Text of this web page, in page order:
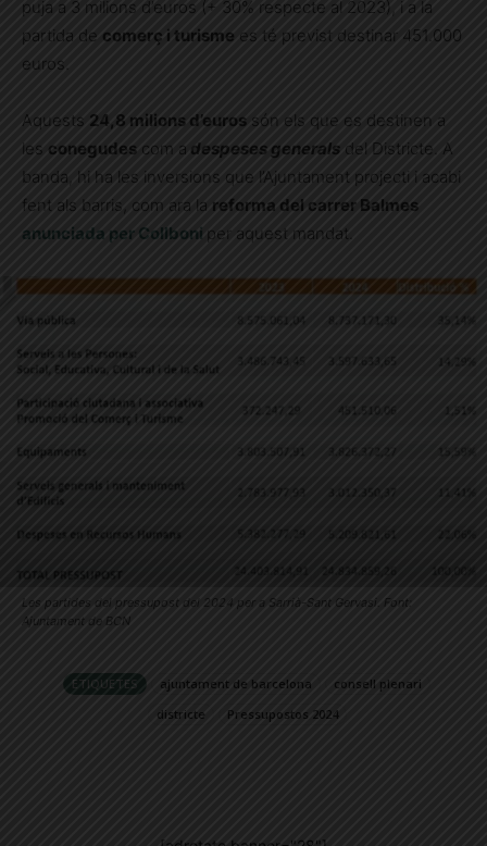
puja a 3 milions d’euros (+ 30% respecte al 2023), i a la
partida de comerç i turisme es té previst destinar 451.000
euros.
Aquests 24,8 milions d’euros són els que es destinen a
les conegudes com a despeses generals del Districte. A
banda, hi ha les inversions que l’Ajuntament projecti i acabi
fent als barris, com ara la reforma del carrer Balmes
anunciada per Collboni per aquest mandat.
Les partides del pressupost del 2024 per a Sarrià-Sant Gervasi. Font:
Ajuntament de BCN
ETIQUETES ajuntament de barcelona
consell plenari
districte
Pressupostos 2024